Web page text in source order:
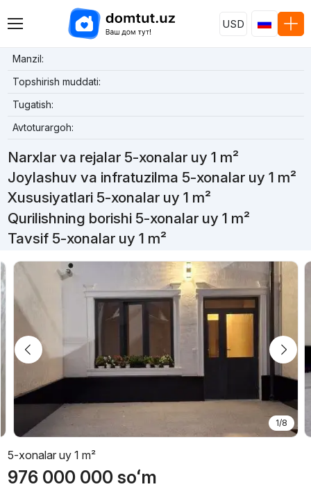
USD
Manzil:
Topshirish muddati:
Tugatish:
Avtoturargoh:
Narxlar va rejalar 5-xonalar uy 1 m²
Joylashuv va infratuzilma 5-xonalar uy 1 m²
Xususiyatlari 5-xonalar uy 1 m²
Qurilishning borishi 5-xonalar uy 1 m²
Tavsif 5-xonalar uy 1 m²
1/8
5-xonalar uy 1 m²
976 000 000 soʻm